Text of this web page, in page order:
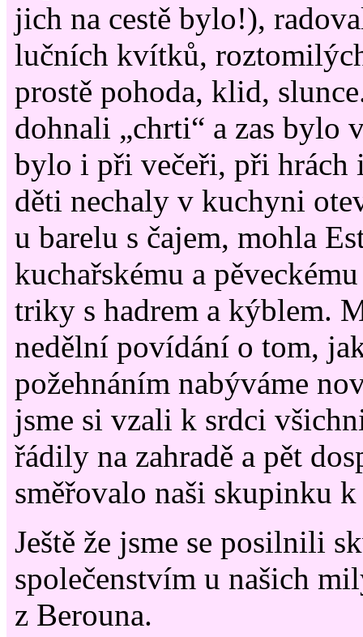
jich na cestě bylo!),
lučních kvítků,
prostě pohoda, klid,
dohnali „chrti“ a zas bylo
bylo i při večeři, při hrách
děti nechaly v kuchyni
u barelu s čajem, mohla
kuchařskému a
triky s hadrem a kýblem.
nedělní povídání o tom,
požehnáním nabýváme
jsme si vzali k srdci
řádily na zahradě a pět
směřovalo naši skupinku
Ještě že jsme se posilnili
společenstvím u našich
z Berouna.